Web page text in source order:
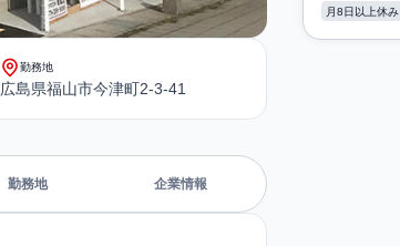
勤務地
広島県福山市今津町2-3-41
勤務地 企業情報
月8日以上休み